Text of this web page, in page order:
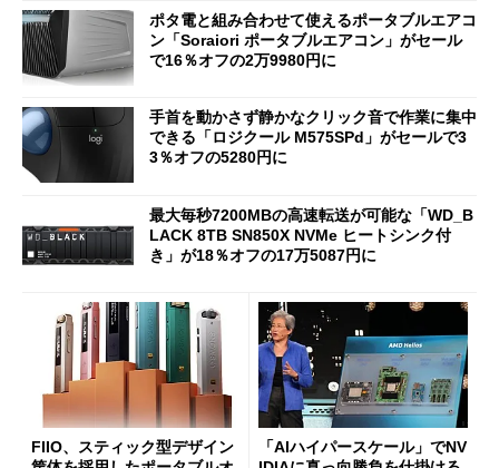
ポタ電と組み合わせて使えるポータブルエアコ
ン「Soraiori ポータブルエアコン」がセール
で16％オフの2万9980円に
手首を動かさず静かなクリック音で作業に集中
できる「ロジクール M575SPd」がセールで3
3％オフの5280円に
最大毎秒7200MBの高速転送が可能な「WD_B
LACK 8TB SN850X NVMe ヒートシンク付
き」が18％オフの17万5087円に
FIIO、スティック型デザイン
「AIハイパースケール」でNV